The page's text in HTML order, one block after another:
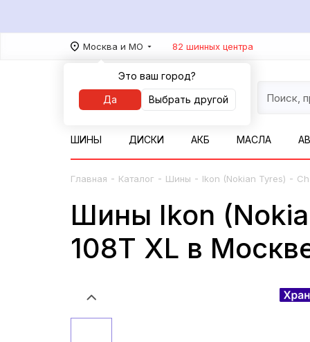
Москва и МО
Это ваш город?
Да
Выбрать другой
82 шинных центра
ШИНЫ ДИСКИ АКБ МАСЛА
Главная - Каталог - Шины - Ikon (Nokian Tyres) -
Шины Ikon
108T XL в